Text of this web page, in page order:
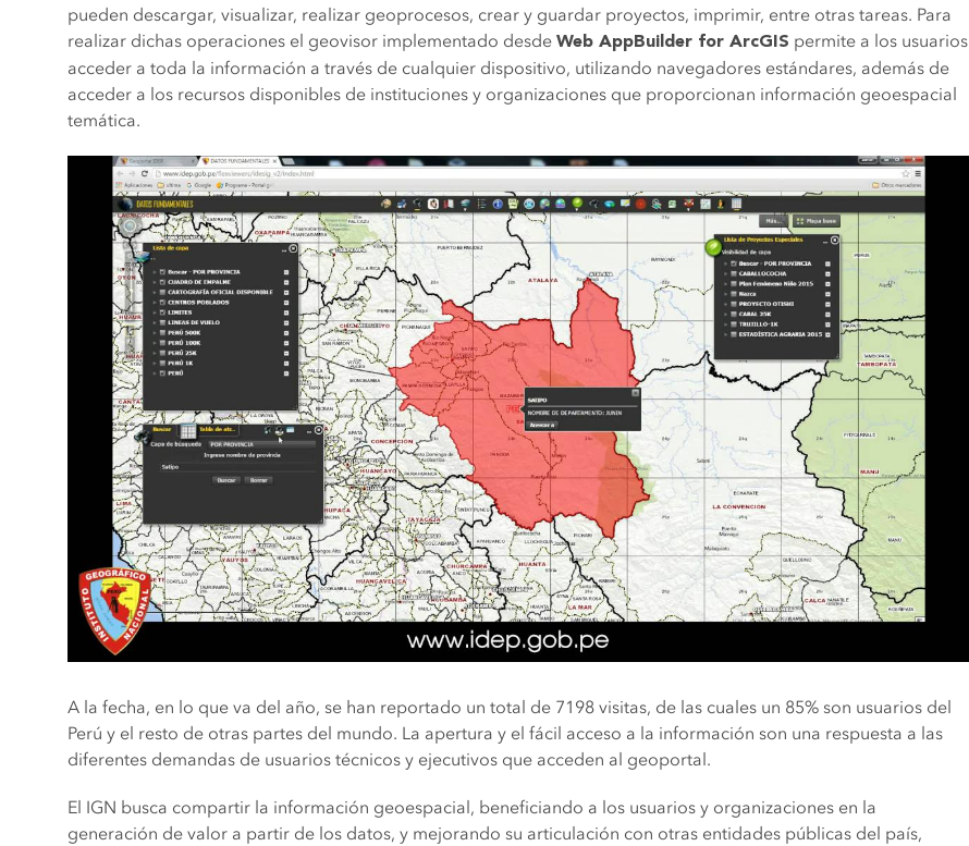
pueden descargar, visualizar, realizar geoprocesos, crear y guardar proyectos, imprimir, entre otras tareas. Para
realizar dichas operaciones el geovisor implementado desdeWeb AppBuilder for ArcGIS permite a los usuarios
acceder a toda la información a través de cualquier dispositivo, utilizando navegadores estándares, además de
acceder a los recursos disponibles de instituciones y organizaciones que proporcionan información geoespacial
temática.
A la fecha, en lo que va del año, se han reportado un total de 7198 visitas, de las cuales un 85% son usuarios del
Perú y el resto de otras partes del mundo. La apertura y el fácil acceso a la información son una respuesta a las
diferentes demandas de usuarios técnicos y ejecutivos que acceden al geoportal.
El IGN busca compartir la información geoespacial, beneficiando a los usuarios y organizaciones en la
generación de valor a partir de los datos, y mejorando su articulación con otras entidades públicas del país,